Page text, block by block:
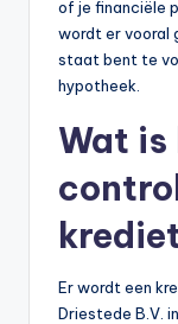
of je financiële
wordt er vooral
staat bent te
hypotheek.
Wat is
Er wordt een
Driestede B.V.